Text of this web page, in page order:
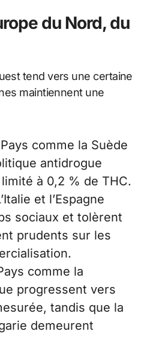
du Nord, du
tend vers une certaine
maintiennent une
Pays comme la Suède
antidrogue
à 0,2 % de THC.
et l’Espagne
sociaux et tolèrent
prudents sur les
comme la
progressent vers
tandis que la
demeurent